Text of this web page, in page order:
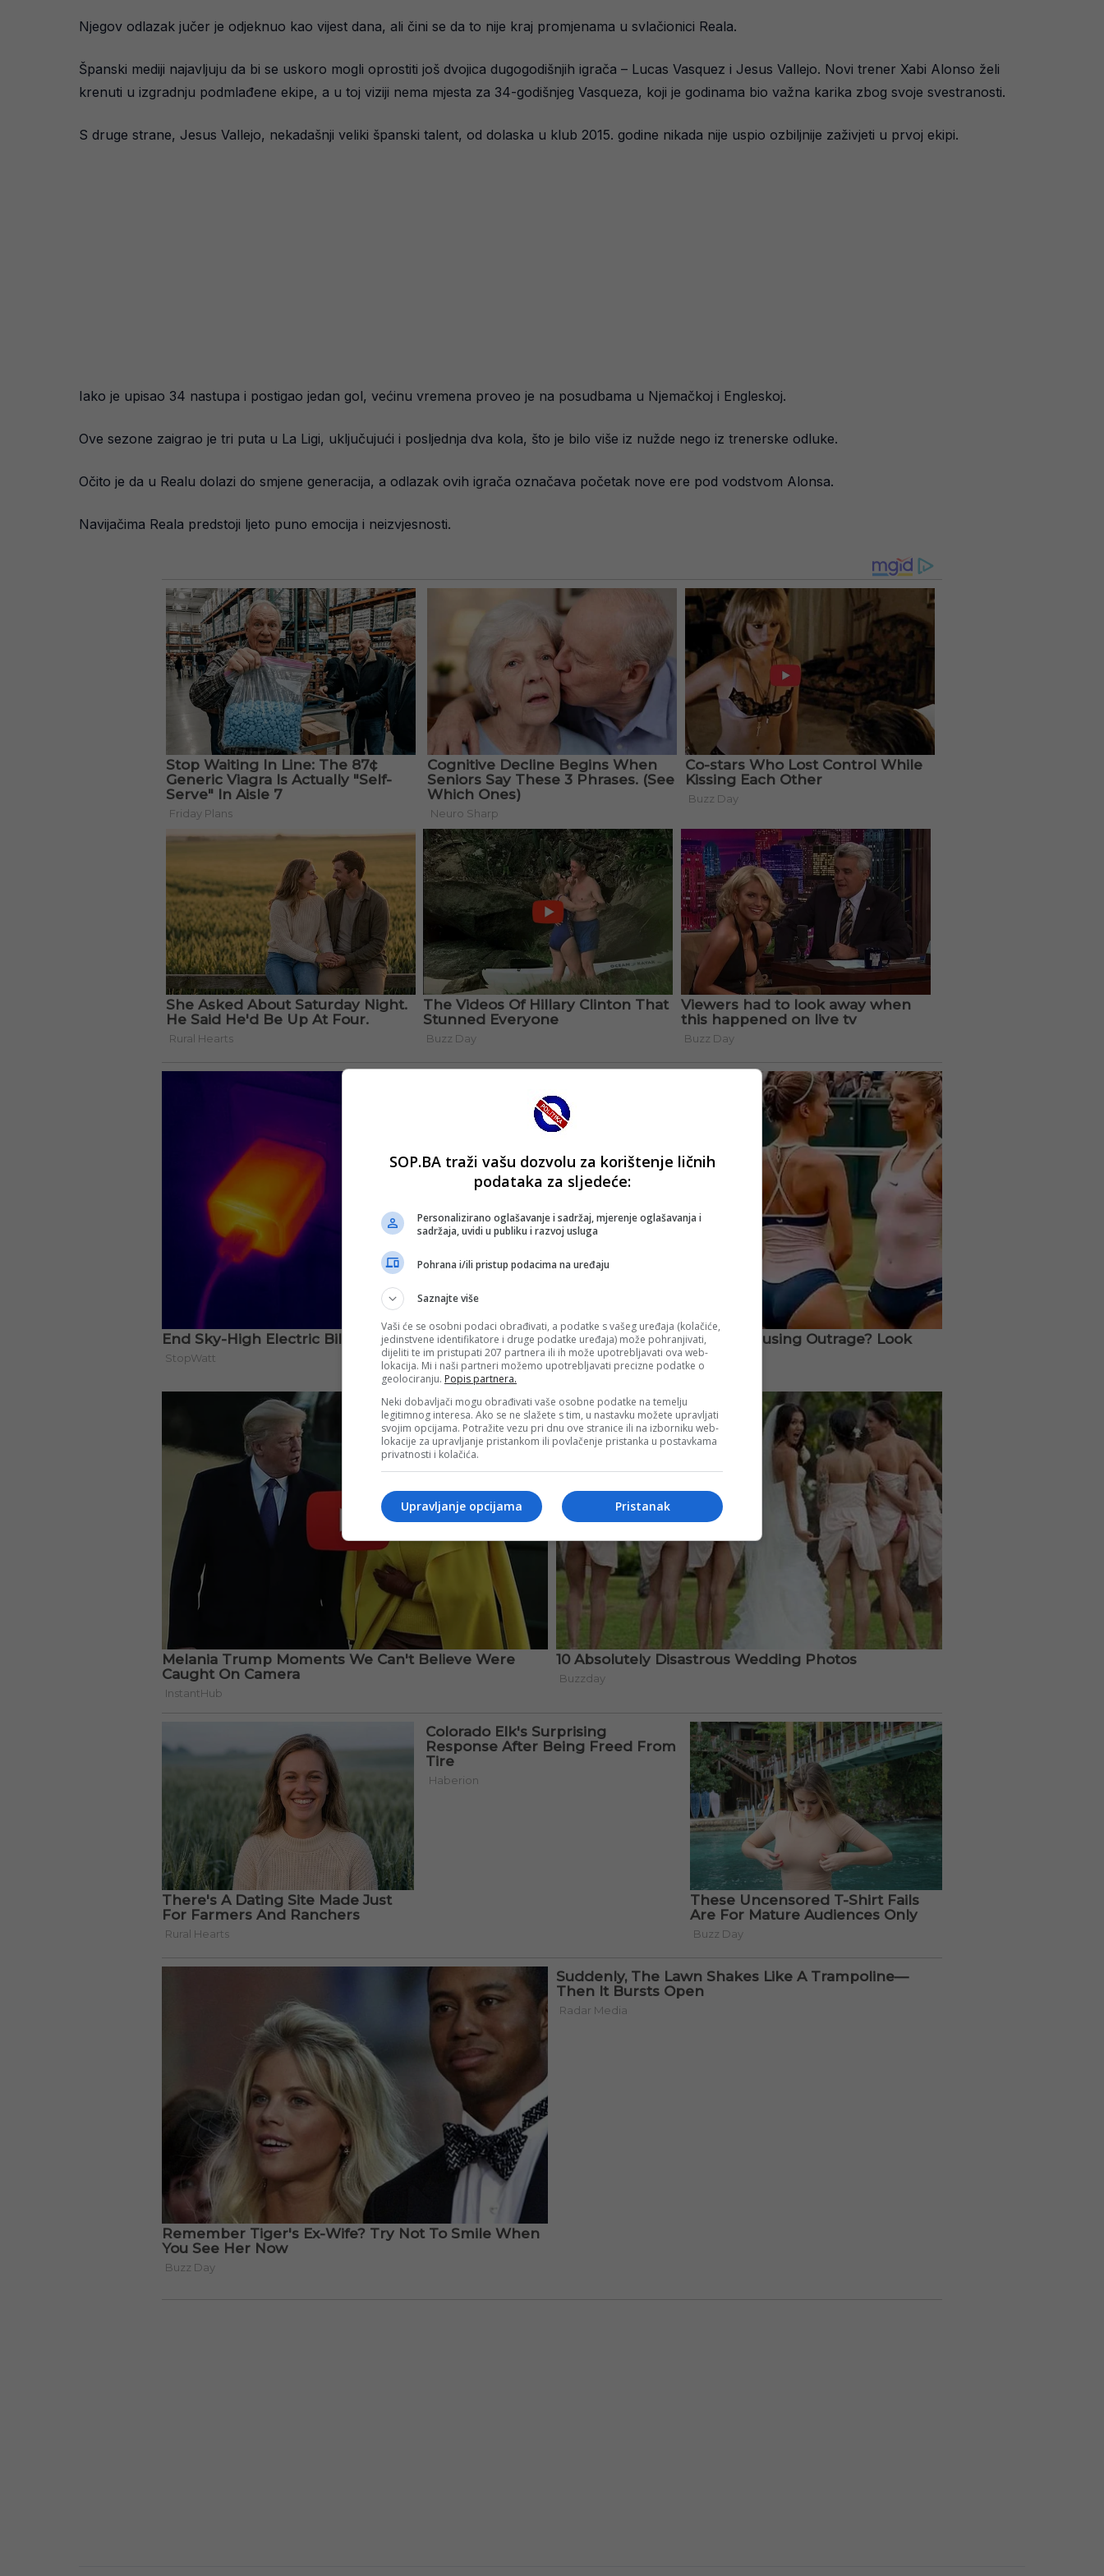
Njegov odlazak jučer je odjeknuo kao vijest dana, ali čini se da to nije kraj promjenama u svlačionici Reala.
Španski mediji najavljuju da bi se uskoro mogli oprostiti još dvojica dugogodišnjih igrača – Lucas Vasquez i Jesus Vallejo. Novi trener Xabi Alonso želi
krenuti u izgradnju podmlađene ekipe, a u toj viziji nema mjesta za 34-godišnjeg Vasqueza, koji je godinama bio važna karika zbog svoje svestranosti.
S druge strane, Jesus Vallejo, nekadašnji veliki španski talent, od dolaska u klub 2015. godine nikada nije uspio ozbiljnije zaživjeti u prvoj ekipi.
Iako je upisao 34 nastupa i postigao jedan gol, većinu vremena proveo je na posudbama u Njemačkoj i Engleskoj.
Ove sezone zaigrao je tri puta u La Ligi, uključujući i posljednja dva kola, što je bilo više iz nužde nego iz trenerske odluke.
Očito je da u Realu dolazi do smjene generacija, a odlazak ovih igrača označava početak nove ere pod vodstvom Alonsa.
Navijačima Reala predstoji ljeto puno emocija i neizvjesnosti.
SOP.BA traži vašu dozvolu za korištenje ličnih
podataka za sljedeće:
Personalizirano oglašavanje i sadržaj, mjerenje oglašavanja i
sadržaja, uvidi u publiku i razvoj usluga
Pohrana i/ili pristup podacima na uređaju
Saznajte više
Vaši će se osobni podaci obrađivati, a podatke s vašeg uređaja (kolačiće,
jedinstvene identifikatore i druge podatke uređaja) može pohranjivati,
dijeliti te im pristupati 207 partnera ili ih može upotrebljavati ova web-
lokacija. Mi i naši partneri možemo upotrebljavati precizne podatke o
geolociranju. Popis partnera.
Neki dobavljači mogu obrađivati vaše osobne podatke na temelju
legitimnog interesa. Ako se ne slažete s tim, u nastavku možete upravljati
svojim opcijama. Potražite vezu pri dnu ove stranice ili na izborniku web-
lokacije za upravljanje pristankom ili povlačenje pristanka u postavkama
privatnosti i kolačića.
Pristanak
Upravljanje opcijama